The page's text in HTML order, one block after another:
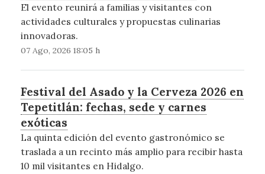
El evento reunirá a familias y visitantes con
actividades culturales y propuestas culinarias
innovadoras.
07 Ago, 2026 18:05 h
Festival del Asado y la Cerveza 2026 en
Tepetitlán: fechas, sede y carnes
exóticas
La quinta edición del evento gastronómico se
traslada a un recinto más amplio para recibir hasta
10 mil visitantes en Hidalgo.